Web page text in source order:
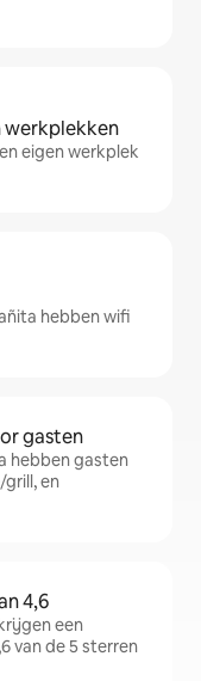
werkplekken
eigen werkplek
hebben wifi
gasten
hebben gasten
en
4,6
een
van de 5 sterren